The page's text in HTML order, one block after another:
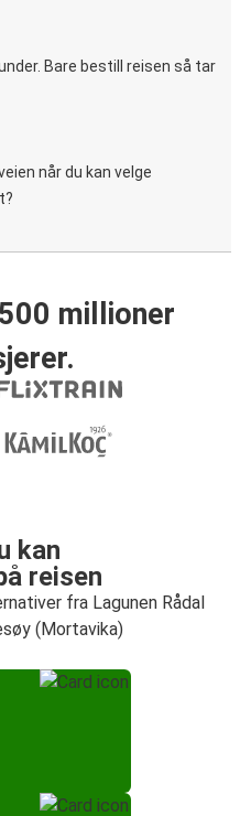
Bare bestill reisen så tar
når du kan velge
millioner
kan
reisen
fra Lagunen Rådal
(Mortavika)